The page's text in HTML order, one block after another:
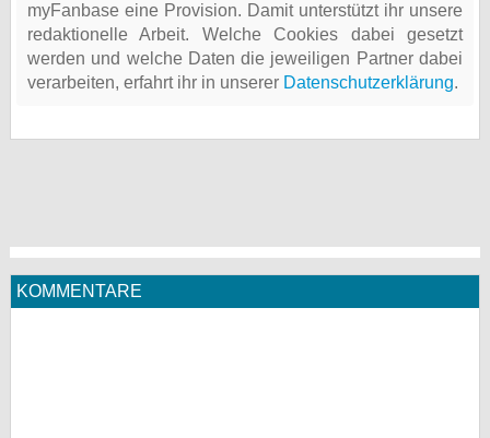
myFanbase eine Provision. Damit unterstützt ihr unsere
redaktionelle Arbeit. Welche Cookies dabei gesetzt
werden und welche Daten die jeweiligen Partner dabei
verarbeiten, erfahrt ihr in unserer Datenschutzerklärung.
KOMMENTARE